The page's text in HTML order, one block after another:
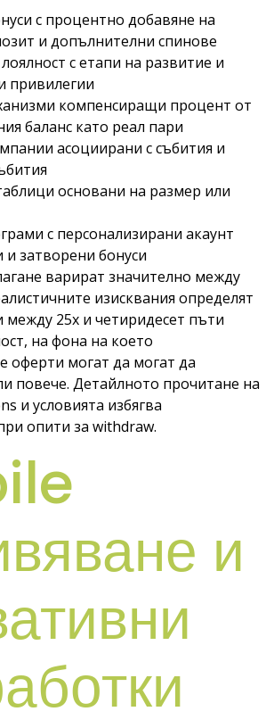
с процентно добавяне на
и допълнителни спинове
с етапи на развитие и
привилегии
компенсиращи процент от
баланс като реал пари
асоциирани с събития и
основани на размер или
с персонализирани акаунт
затворени бонуси
варират значително между
изисквания определят
между 25x и четиридесет пъти
на фона на което
оферти могат да могат да
повече. Детайлното прочитане на
и условията избягва
опити за withdraw.
и